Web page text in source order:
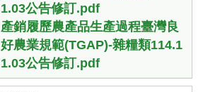
1.03公告修訂.pdf
產銷履歷農產品生產過程臺灣良
好農業規範(TGAP)-雜糧類114.1
1.03公告修訂.pdf